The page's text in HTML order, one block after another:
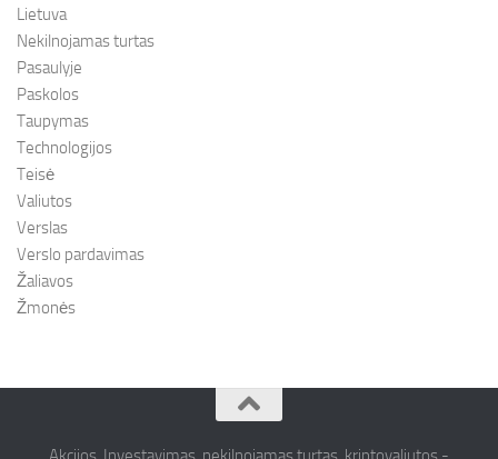
Lietuva
Nekilnojamas turtas
Pasaulyje
Paskolos
Taupymas
Technologijos
Teisė
Valiutos
Verslas
Verslo pardavimas
Žaliavos
Žmonės